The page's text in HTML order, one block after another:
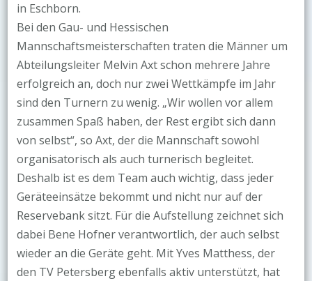
in Eschborn.
Bei den Gau- und Hessischen
Mannschaftsmeisterschaften traten die Männer um
Abteilungsleiter Melvin Axt schon mehrere Jahre
erfolgreich an, doch nur zwei Wettkämpfe im Jahr
sind den Turnern zu wenig. „Wir wollen vor allem
zusammen Spaß haben, der Rest ergibt sich dann
von selbst“, so Axt, der die Mannschaft sowohl
organisatorisch als auch turnerisch begleitet.
Deshalb ist es dem Team auch wichtig, dass jeder
Geräteeinsätze bekommt und nicht nur auf der
Reservebank sitzt. Für die Aufstellung zeichnet sich
dabei Bene Hofner verantwortlich, der auch selbst
wieder an die Geräte geht. Mit Yves Matthess, der
den TV Petersberg ebenfalls aktiv unterstützt, hat